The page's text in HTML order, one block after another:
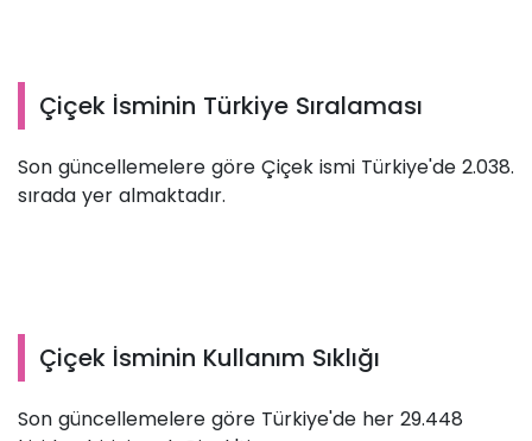
Çiçek İsminin Türkiye Sıralaması
Son güncellemelere göre Çiçek ismi Türkiye'de 2.038.
sırada yer almaktadır.
Çiçek İsminin Kullanım Sıklığı
Son güncellemelere göre Türkiye'de her 29.448